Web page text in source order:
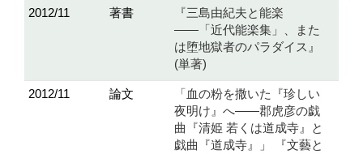
2012/11 著書
『三島由紀夫と能楽
――「近代能楽集」、また
は堕地獄者のパラダイス』
(単著)
2012/11 論文
「血の粉を撒いた『珍しい
夜明け』へ――郡虎彦の戯
曲『清姫 若くは道成寺』と
戯曲『道成寺』」 『文藝と